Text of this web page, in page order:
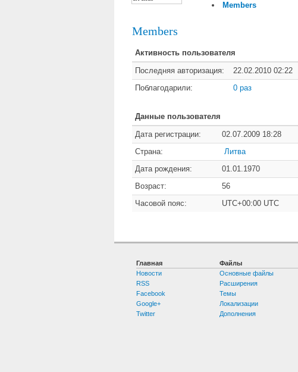
Members
Members
Активность пользователя
Последняя авторизация:
22.02.2010 02:22
Поблагодарили:
0 раз
Данные пользователя
Дата регистрации:
02.07.2009 18:28
Страна:
Литва
Дата рождения:
01.01.1970
Возраст:
56
Часовой пояс:
UTC+00:00 UTC
Главная
Новости
RSS
Facebook
Google+
Twitter
Файлы
Основные файлы
Расширения
Темы
Локализации
Дополнения